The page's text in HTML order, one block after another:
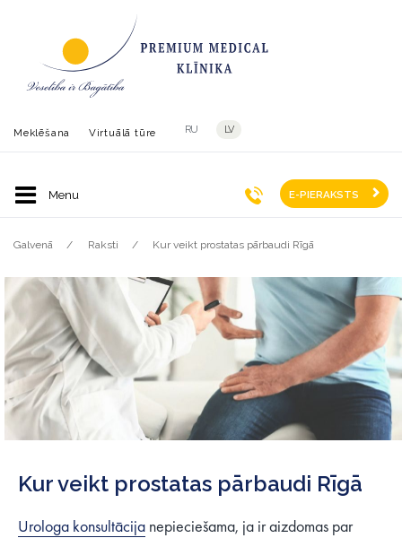
Meklēšana Virtuālā tūre RU LV
E-PIERAKSTS
Galvenā Raksti Kur veikt prostatas pārbaudi Rīgā
Kur veikt prostatas pārbaudi Rīgā
Urologa konsultācija nepieciešama, ja ir aizdomas par